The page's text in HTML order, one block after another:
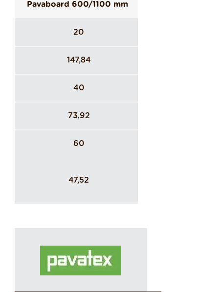
Pavaboard 600/1100 mm
20
147,84
40
73,92
60
47,52